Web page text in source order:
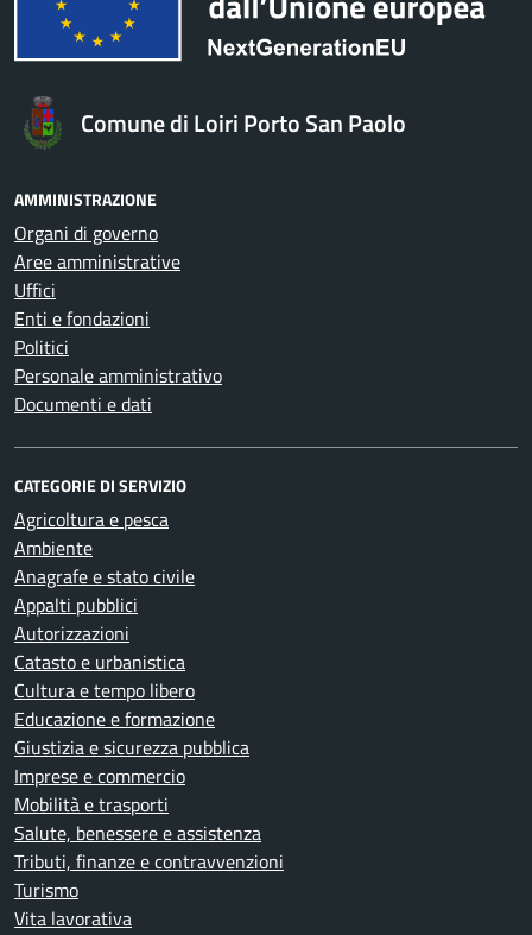
Comune di Loiri Porto San Paolo
AMMINISTRAZIONE
Organi di governo
Aree amministrative
Uffici
Enti e fondazioni
Politici
Personale amministrativo
Documenti e dati
CATEGORIE DI SERVIZIO
Agricoltura e pesca
Ambiente
Anagrafe e stato civile
Appalti pubblici
Autorizzazioni
Catasto e urbanistica
Cultura e tempo libero
Educazione e formazione
Giustizia e sicurezza pubblica
Imprese e commercio
Mobilità e trasporti
Salute, benessere e assistenza
Tributi, finanze e contravvenzioni
Turismo
Vita lavorativa